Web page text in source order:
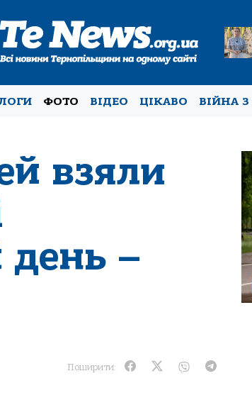
ФОТО ВІДЕО ЦІКАВО ВІЙНА З
взяли
день –
Поширити: